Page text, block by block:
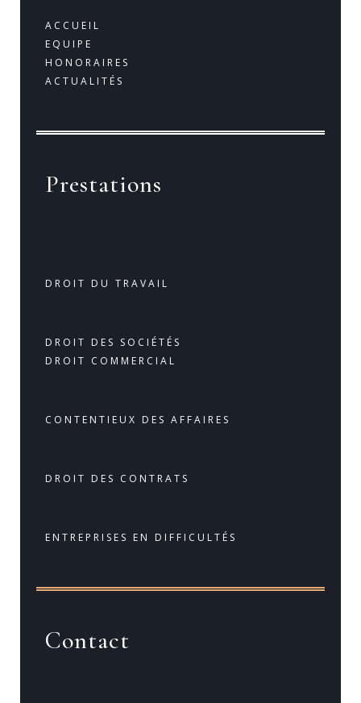
ACCUEIL
EQUIPE
HONORAIRES
ACTUALITÉS
Prestations
DROIT DU TRAVAIL
DROIT DES SOCIÉTÉS
DROIT COMMERCIAL
CONTENTIEUX DES AFFAIRES
DROIT DES CONTRATS
ENTREPRISES EN DIFFICULTÉS
Contact